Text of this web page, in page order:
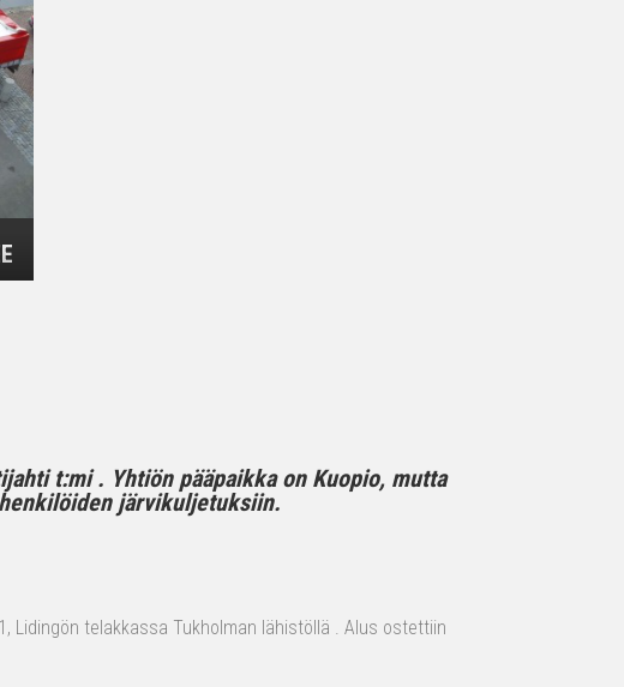
t:mi . Yhtiön pääpaikka on Kuopio, mutta
järvikuljetuksiin.
Lidingön telakkassa Tukholman lähistöllä . Alus ostettiin